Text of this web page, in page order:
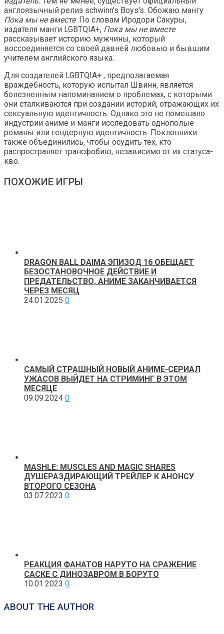
англоязычный релиз schwinn's Boys's. Обожаю мангу
Пока мы не вместе. По словам Иродори Сакуры,
издателя манги LGBTQIA+, Пока мы не вместе
рассказывает историю мужчины, который
воссоединяется со своей давней любовью и бывшим
учителем английского языка.
Для создателей LGBTQIA+ , предполагаемая
враждебность, которую испытал Швинн, является
болезненным напоминанием о проблемах, с которыми
они сталкиваются при создании историй, отражающих их
сексуальную идентичность. Однако это не помешало
индустрии аниме и манги исследовать однополые
романы или гендерную идентичность. Поклонники
также объединились, чтобы осудить тех, кто
распространяет трансфобию, независимо от их статуса-
кво.
ПОХОЖИЕ ИГРЫ
DRAGON BALL DAIMA ЭПИЗОД 16 ОБЕЩАЕТ
БЕЗОСТАНОВОЧНОЕ ДЕЙСТВИЕ И
ПРЕДАТЕЛЬСТВО, АНИМЕ ЗАКАНЧИВАЕТСЯ
ЧЕРЕЗ МЕСЯЦ
24.01.2025 0
САМЫЙ СТРАШНЫЙ НОВЫЙ АНИМЕ-СЕРИАЛ
УЖАСОВ ВЫЙДЕТ НА СТРИМИНГ В ЭТОМ
МЕСЯЦЕ
09.09.2024 0
MASHLE: MUSCLES AND MAGIC SHARES
ДУШЕРАЗДИРАЮЩИЙ ТРЕЙЛЕР К АНОНСУ
ВТОРОГО СЕЗОНА
03.07.2023 0
РЕАКЦИЯ ФАНАТОВ НАРУТО НА СРАЖЕНИЕ
САСКЕ С ДИНОЗАВРОМ В БОРУТО
10.01.2023 0
ABOUT THE AUTHOR